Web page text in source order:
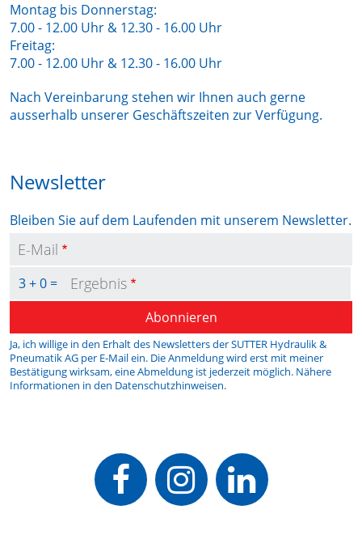
Montag bis Donnerstag:
7.00 - 12.00 Uhr & 12.30 - 16.00 Uhr
Freitag:
7.00 - 12.00 Uhr & 12.30 - 16.00 Uhr
Nach Vereinbarung stehen wir Ihnen auch gerne
ausserhalb unserer Geschäftszeiten zur Verfügung.
Newsletter
E-Mail
Bleiben Sie auf dem Laufenden mit unserem Newsletter.
Ergebnis
3 + 0 =
Abonnieren
Ja, ich willige in den Erhalt des Newsletters der SUTTER Hydraulik &
Pneumatik AG per E-Mail ein. Die Anmeldung wird erst mit meiner
Bestätigung wirksam, eine Abmeldung ist jederzeit möglich. Nähere
Informationen in den Datenschutzhinweisen.